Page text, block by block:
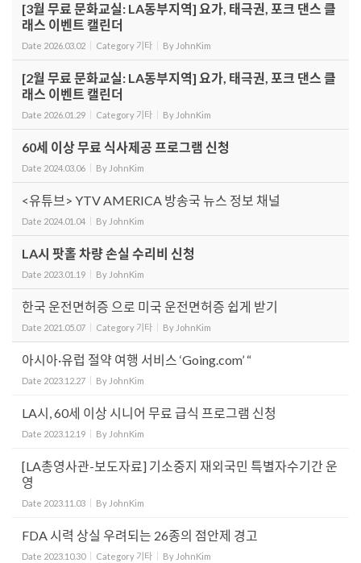
[3월 무료 문화교실: LA동부지역] 요가, 태극권, 포크 댄스 클
래스 이벤트 캘린더
Date 2026.03.02 Category 기타 By JohnKim
[2월 무료 문화교실: LA동부지역] 요가, 태극권, 포크 댄스 클
래스 이벤트 캘린더
Date 2026.01.29 Category 기타 By JohnKim
60세 이상 무료 식사제공 프로그램 신청
Date 2024.03.06 By JohnKim
<유튜브> YTV AMERICA 방송국 뉴스 정보 채널
Date 2024.01.04 By JohnKim
LA시 팟홀 차량 손실 수리비 신청
Date 2023.01.19 By JohnKim
한국 운전면허증 으로 미국 운전면허증 쉽게 받기
Date 2021.05.07 Category 기타 By JohnKim
아시아·유럽 절약 여행 서비스 ‘Going.com’ “
Date 2023.12.27 By JohnKim
LA시, 60세 이상 시니어 무료 급식 프로그램 신청
Date 2023.12.19 By JohnKim
[LA총영사관-보도자료] 기소중지 재외국민 특별자수기간 운
영
Date 2023.11.03 By JohnKim
FDA 시력 상실 우려되는 26종의 점안제 경고
Date 2023.10.30 Category 기타 By JohnKim